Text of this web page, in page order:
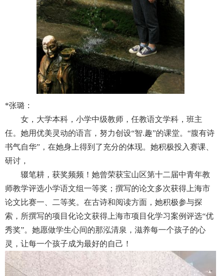
*张璐：
女，大学本科，小学中级教师，任教语文学科，班主
任。她用优美灵动的语言，努力创设“智.趣”的课堂。“腹有诗
书气自华”，在她身上得到了充分的体现。她积极投入赛课、
研讨，
辍笔耕，获奖频频！她曾荣获宝山区第十二届中青年教
师教学评选小学语文组一等奖；撰写的论文多次获得上海市
论文比赛一、二等奖。在古诗和阅读方面，她积极参与探
索，所撰写的项目化论文获得上海市项目化学习案例评选“优
秀奖”。她愿做学生心间的那泓清泉，滋养每一个孩子的心
灵，让每一个孩子成为最好的自己！